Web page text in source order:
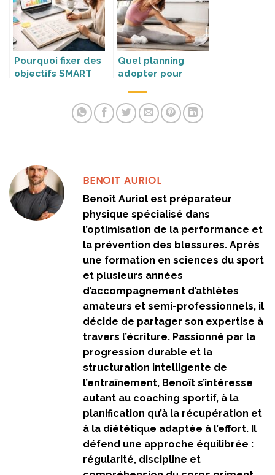
Pourquoi fixer des
objectifs SMART
Quel planning
adopter pour
BENOIT AURIOL
Benoît Auriol est préparateur
physique spécialisé dans
l’optimisation de la performance et
la prévention des blessures. Après
une formation en sciences du sport
et plusieurs années
d’accompagnement d’athlètes
amateurs et semi-professionnels, il
décide de partager son expertise à
travers l’écriture. Passionné par la
progression durable et la
structuration intelligente de
l’entraînement, Benoît s’intéresse
autant au coaching sportif, à la
planification qu’à la récupération et
à la diététique adaptée à l’effort. Il
défend une approche équilibrée :
régularité, discipline et